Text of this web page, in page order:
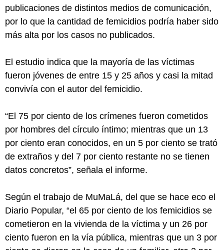
publicaciones de distintos medios de comunicación,
por lo que la cantidad de femicidios podría haber sido
más alta por los casos no publicados.
El estudio indica que la mayoría de las víctimas
fueron jóvenes de entre 15 y 25 años y casi la mitad
convivía con el autor del femicidio.
“El 75 por ciento de los crímenes fueron cometidos
por hombres del círculo íntimo; mientras que un 13
por ciento eran conocidos, en un 5 por ciento se trató
de extraños y del 7 por ciento restante no se tienen
datos concretos”, señala el informe.
Según el trabajo de MuMaLá, del que se hace eco el
Diario Popular, “el 65 por ciento de los femicidios se
cometieron en la vivienda de la víctima y un 26 por
ciento fueron en la vía pública, mientras que un 3 por